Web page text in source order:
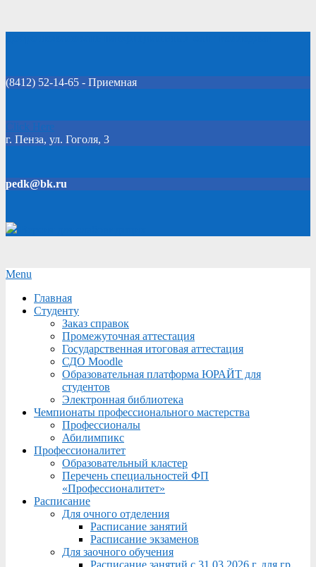
(8412) 52-14-65 - Приемная
Click Here
г. Пенза, ул. Гоголя, 3
pedk@bk.ru
Secondary
Menu
Menu
Главная
Студенту
Заказ справок
Промежуточная аттестация
Государственная итоговая аттестация
СДО Moodle
Образовательная платформа ЮРАЙТ для
студентов
Электронная библиотека
Чемпионаты профессионального мастерства
Профессионалы
Абилимпикс
Профессионалитет
Образовательный кластер
Перечень специальностей ФП
«Профессионалитет»
Расписание
Для очного отделения
Расписание занятий
Расписание экзаменов
Для заочного обучения
Расписание занятий с 31.03.2026 г. для гр.